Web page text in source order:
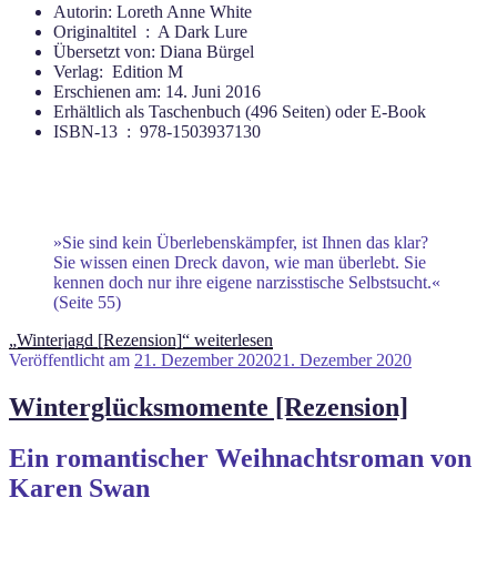
Autorin: Loreth Anne White
Originaltitel ‏ : ‎ A Dark Lure
Übersetzt von: Diana Bürgel
Verlag: ‎ Edition M
Erschienen am: 14. Juni 2016
Erhältlich als Taschenbuch (496 Seiten) oder E-Book
ISBN-13 ‏ : ‎ 978-1503937130
»Sie sind kein Überlebenskämpfer, ist Ihnen das klar?
Sie wissen einen Dreck davon, wie man überlebt. Sie
kennen doch nur ihre eigene narzisstische Selbstsucht.«
(Seite 55)
„Winterjagd [Rezension]“ weiterlesen
Veröffentlicht am 21. Dezember 202021. Dezember 2020
Winterglücksmomente [Rezension]
Ein romantischer Weihnachtsroman von
Karen Swan